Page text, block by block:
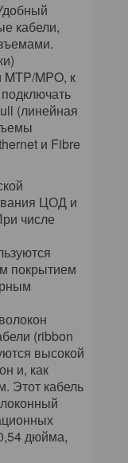
кабели,
MPO, к
(линейная
и Fibre
ЦОД и
числе
покрытием
(ribbon
высокой
и, как
Этот кабель
дюйма,